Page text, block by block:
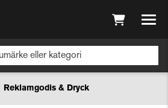
Reklamgodis & Dryck